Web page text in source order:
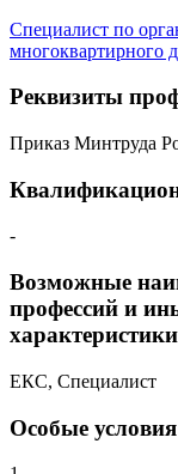
Специалист по
многоквартирного
Реквизиты
Приказ Минтруда
-
Возможные
профессий и
ЕКС, Специалист
Особые